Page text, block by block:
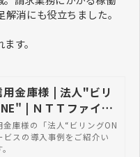
消にも役立ちました。
す。
用金庫様 | 法人"ビリ
| ＮＴＴファイナ
会社
金庫様の「法人“ビリングON
ビスの導入事例をご紹介い